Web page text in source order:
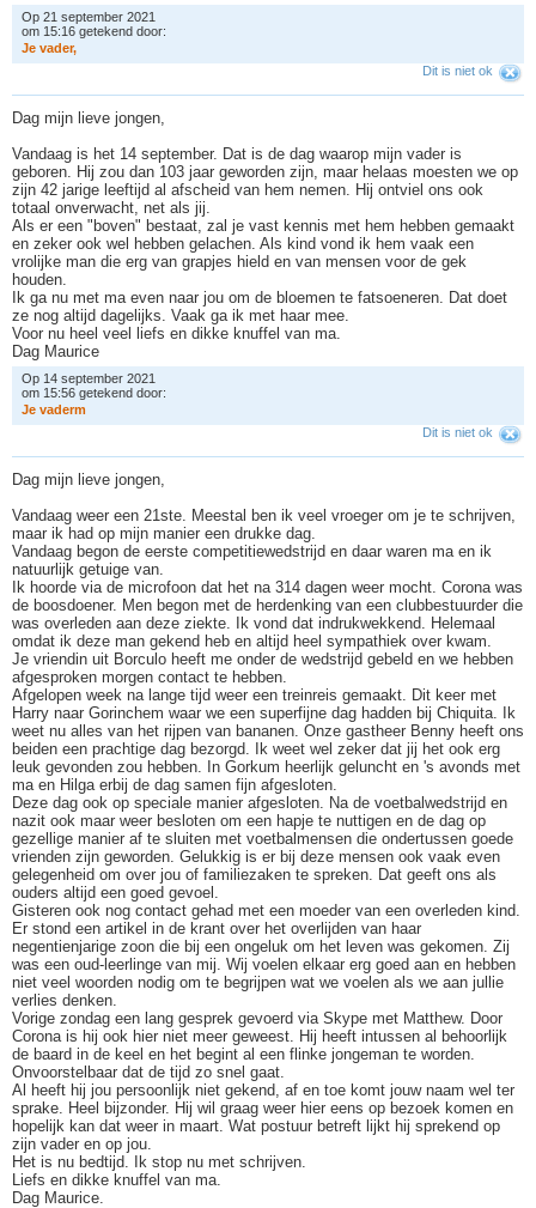
Op 21 september 2021
om 15:16 getekend door:
Je vader,
Dit is niet ok
Dag mijn lieve jongen,
Vandaag is het 14 september. Dat is de dag waarop mijn vader is
geboren. Hij zou dan 103 jaar geworden zijn, maar helaas moesten we op
zijn 42 jarige leeftijd al afscheid van hem nemen. Hij ontviel ons ook
totaal onverwacht, net als jij.
Als er een "boven" bestaat, zal je vast kennis met hem hebben gemaakt
en zeker ook wel hebben gelachen. Als kind vond ik hem vaak een
vrolijke man die erg van grapjes hield en van mensen voor de gek
houden.
Ik ga nu met ma even naar jou om de bloemen te fatsoeneren. Dat doet
ze nog altijd dagelijks. Vaak ga ik met haar mee.
Voor nu heel veel liefs en dikke knuffel van ma.
Dag Maurice
Op 14 september 2021
om 15:56 getekend door:
Je vaderm
Dit is niet ok
Dag mijn lieve jongen,
Vandaag weer een 21ste. Meestal ben ik veel vroeger om je te schrijven,
maar ik had op mijn manier een drukke dag.
Vandaag begon de eerste competitiewedstrijd en daar waren ma en ik
natuurlijk getuige van.
Ik hoorde via de microfoon dat het na 314 dagen weer mocht. Corona was
de boosdoener. Men begon met de herdenking van een clubbestuurder die
was overleden aan deze ziekte. Ik vond dat indrukwekkend. Helemaal
omdat ik deze man gekend heb en altijd heel sympathiek over kwam.
Je vriendin uit Borculo heeft me onder de wedstrijd gebeld en we hebben
afgesproken morgen contact te hebben.
Afgelopen week na lange tijd weer een treinreis gemaakt. Dit keer met
Harry naar Gorinchem waar we een superfijne dag hadden bij Chiquita. Ik
weet nu alles van het rijpen van bananen. Onze gastheer Benny heeft ons
beiden een prachtige dag bezorgd. Ik weet wel zeker dat jij het ook erg
leuk gevonden zou hebben. In Gorkum heerlijk geluncht en 's avonds met
ma en Hilga erbij de dag samen fijn afgesloten.
Deze dag ook op speciale manier afgesloten. Na de voetbalwedstrijd en
nazit ook maar weer besloten om een hapje te nuttigen en de dag op
gezellige manier af te sluiten met voetbalmensen die ondertussen goede
vrienden zijn geworden. Gelukkig is er bij deze mensen ook vaak even
gelegenheid om over jou of familiezaken te spreken. Dat geeft ons als
ouders altijd een goed gevoel.
Gisteren ook nog contact gehad met een moeder van een overleden kind.
Er stond een artikel in de krant over het overlijden van haar
negentienjarige zoon die bij een ongeluk om het leven was gekomen. Zij
was een oud-leerlinge van mij. Wij voelen elkaar erg goed aan en hebben
niet veel woorden nodig om te begrijpen wat we voelen als we aan jullie
verlies denken.
Vorige zondag een lang gesprek gevoerd via Skype met Matthew. Door
Corona is hij ook hier niet meer geweest. Hij heeft intussen al behoorlijk
de baard in de keel en het begint al een flinke jongeman te worden.
Onvoorstelbaar dat de tijd zo snel gaat.
Al heeft hij jou persoonlijk niet gekend, af en toe komt jouw naam wel ter
sprake. Heel bijzonder. Hij wil graag weer hier eens op bezoek komen en
hopelijk kan dat weer in maart. Wat postuur betreft lijkt hij sprekend op
zijn vader en op jou.
Het is nu bedtijd. Ik stop nu met schrijven.
Liefs en dikke knuffel van ma.
Dag Maurice.